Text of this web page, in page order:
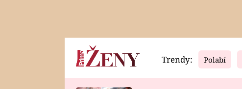
Horoskopy Video
Trendy: Polabí